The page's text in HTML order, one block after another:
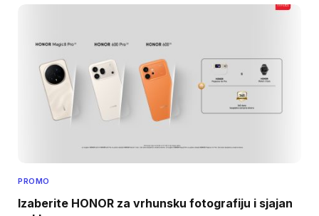
PROMO
Izaberite HONOR za vrhunsku fotografiju i sjajan